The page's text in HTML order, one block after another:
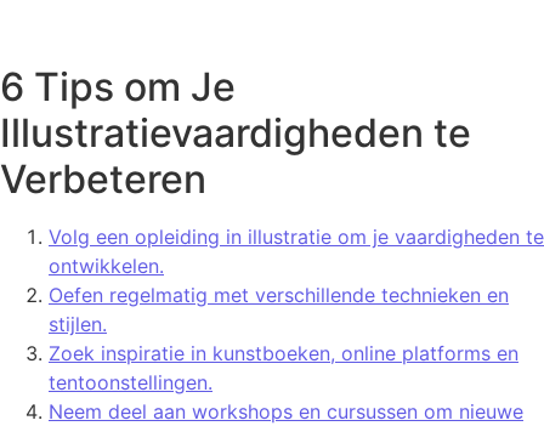
6 Tips om Je
Illustratievaardigheden te
Verbeteren
Volg een opleiding in illustratie om je vaardigheden te
ontwikkelen.
Oefen regelmatig met verschillende technieken en
stijlen.
Zoek inspiratie in kunstboeken, online platforms en
tentoonstellingen.
Neem deel aan workshops en cursussen om nieuwe